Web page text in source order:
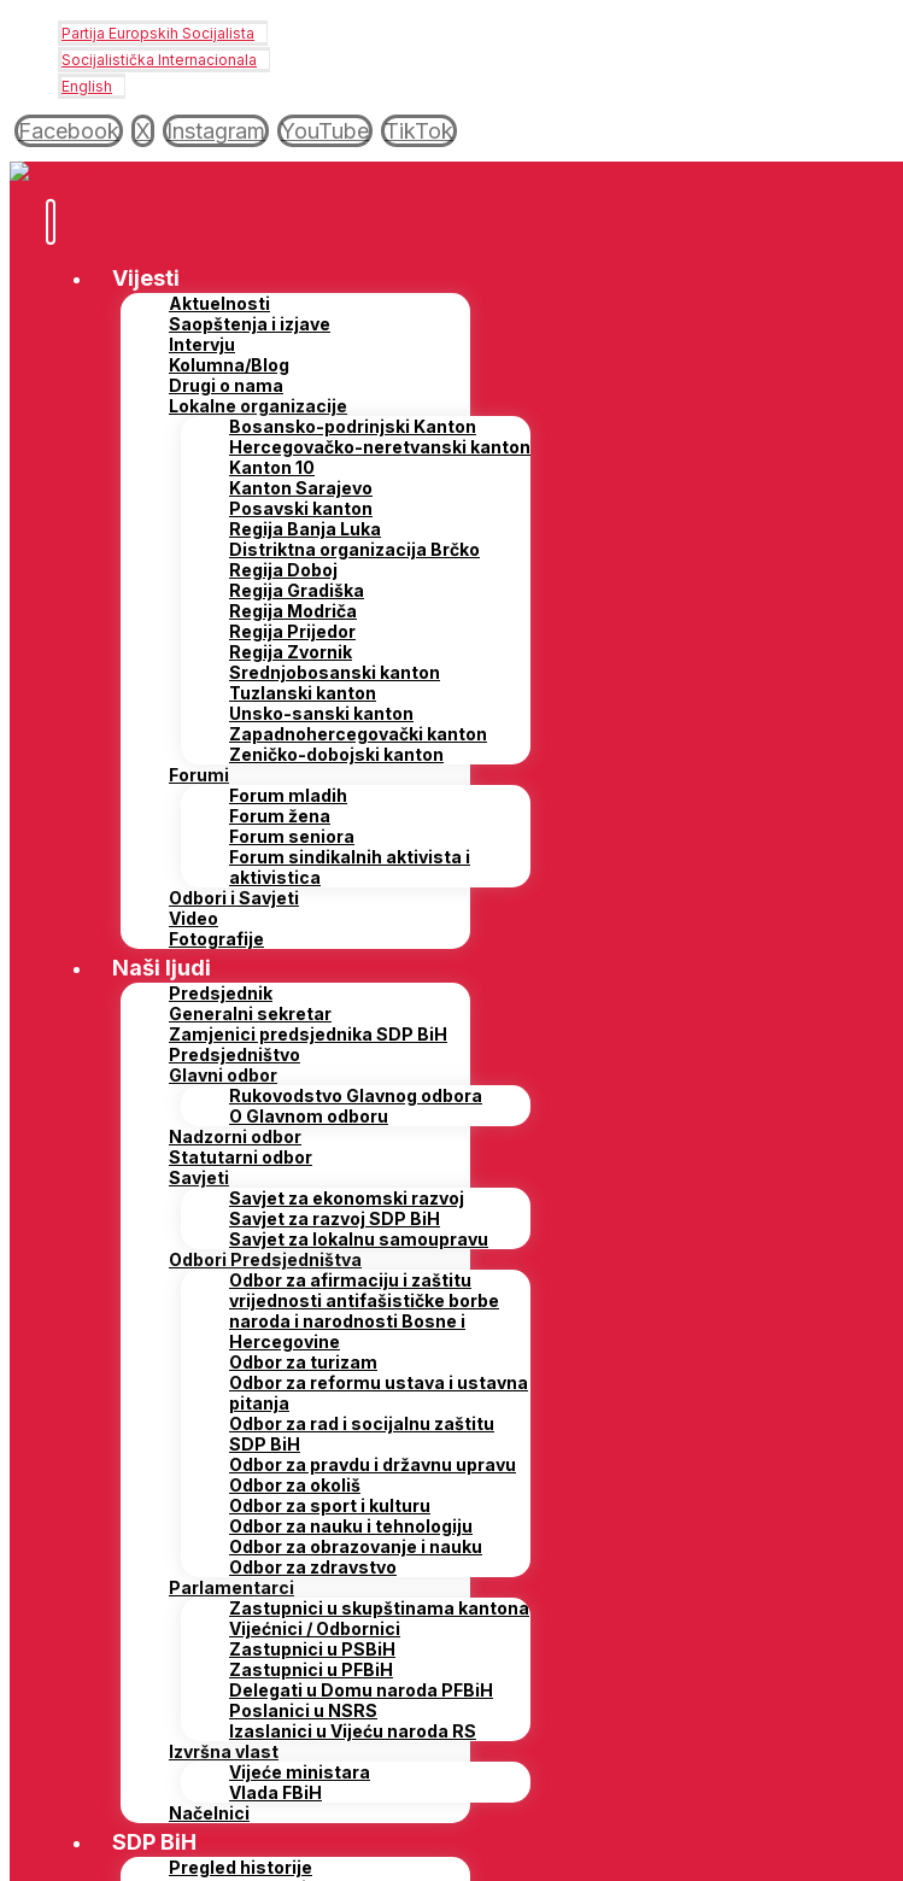
Partija Europskih Socijalista
Socijalistička Internacionala
English
Facebook X Instagram YouTube TikTok
Vijesti
Aktuelnosti
Saopštenja i izjave
Intervju
Kolumna/Blog
Drugi o nama
Lokalne organizacije
Bosansko-podrinjski Kanton
Hercegovačko-neretvanski kanton
Kanton 10
Kanton Sarajevo
Posavski kanton
Regija Banja Luka
Distriktna organizacija Brčko
Regija Doboj
Regija Gradiška
Regija Modriča
Regija Prijedor
Regija Zvornik
Srednjobosanski kanton
Tuzlanski kanton
Unsko-sanski kanton
Zapadnohercegovački kanton
Zeničko-dobojski kanton
Forumi
Forum mladih
Forum žena
Forum seniora
Forum sindikalnih aktivista i
aktivistica
Odbori i Savjeti
Video
Fotografije
Naši ljudi
Predsjednik
Generalni sekretar
Zamjenici predsjednika SDP BiH
Predsjedništvo
Glavni odbor
Rukovodstvo Glavnog odbora
O Glavnom odboru
Nadzorni odbor
Statutarni odbor
Savjeti
Savjet za ekonomski razvoj
Savjet za razvoj SDP BiH
Savjet za lokalnu samoupravu
Odbori Predsjedništva
Odbor za afirmaciju i zaštitu
vrijednosti antifašističke borbe
naroda i narodnosti Bosne i
Hercegovine
Odbor za turizam
Odbor za reformu ustava i ustavna
pitanja
Odbor za rad i socijalnu zaštitu
SDP BiH
Odbor za pravdu i državnu upravu
Odbor za okoliš
Odbor za sport i kulturu
Odbor za nauku i tehnologiju
Odbor za obrazovanje i nauku
Odbor za zdravstvo
Parlamentarci
Zastupnici u skupštinama kantona
Vijećnici / Odbornici
Zastupnici u PSBiH
Zastupnici u PFBiH
Delegati u Domu naroda PFBiH
Poslanici u NSRS
Izaslanici u Vijeću naroda RS
Izvršna vlast
Vijeće ministara
Vlada FBiH
Načelnici
SDP BiH
Pregled historije